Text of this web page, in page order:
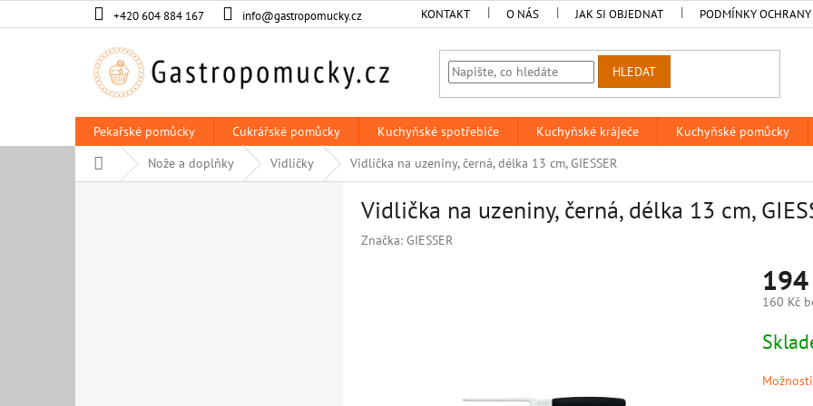
na
+420 604 884 167 info@gastropomucky.cz KONTAKT O NÁS JAK SI OBJEDNAT PODMÍNKY OCHRANY
HLEDAT
Pekařské pomůcky Cukrářské pomůcky Kuchyňské spotřebiče Kuchyňské kráječe Kuchyňské pomůcky
Domů
Nože a doplňky Vidličky Vidlička na uzeniny, černá, délka 13 cm, GIESSER
Vidlička na uzeniny, černá, délka 13 cm,
Značka: GIESSER
160 Kč
cena: